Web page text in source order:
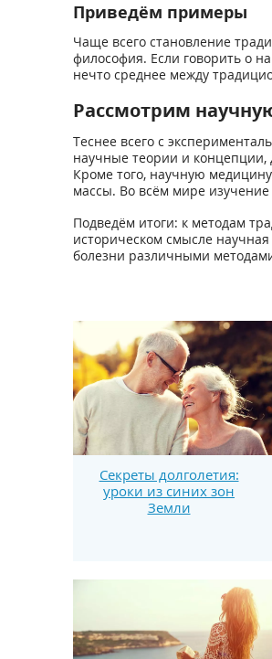
Приведём примеры
Чаще всего становление
философия. Если говорить о
нечто среднее между
Рассмотрим
Теснее всего с
научные теории и концепции,
Кроме того, научную
массы. Во всём мире
Подведём итоги: к методам
историческом смысле
болезни различными
Секреты долголетия:
уроки из синих зон
Земли